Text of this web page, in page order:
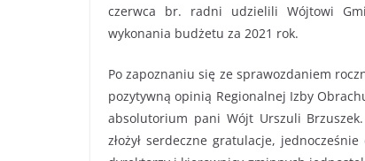
czerwca br. radni udzielili Wójtowi
wykonania budżetu za 2021 rok.
Po zapoznaniu się ze sprawozdaniem
pozytywną opinią Regionalnej Izby
absolutorium pani Wójt Urszuli
złożył serdeczne gratulacje,